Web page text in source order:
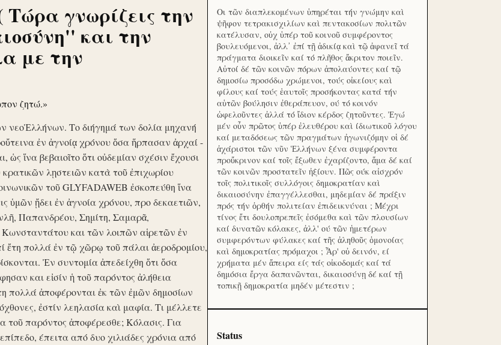
γνωρίζεις την
και την
με την
ζητώ.»
νεοἙλλήνων. Το διήγημά των δολία μηχανή
ἐν ἀγνοίᾳ χρόνου ὅσα ἥρπασαν ἀρχαί -
ὡς ἵνα βεβαιοῖτο ὅτι οὐδεμίαν σχέσιν ἔχουσι
λῃστειῶν κατὰ τοῦ ἐπιχωρίου
τοῦ GLYFADAWEB ἐσκοπεύθη ἵνα
ὑμῶν ᾔδει ἐν ἀγνοία χρόνου, προ δεκαετιῶν,
Παπανδρέου, Σημίτη, Σαμαρᾶ,
και τῶν λοιπῶν αἱρετῶν ἐν
πολλά ἐν τῷ χῶρῳ τοῦ πάλαι ἀεροδρομίου,
Ἐν συντομία ἀπεδείχθη ὅτι ὅσα
και εἰσίν ἡ τοῦ παρόντος ἀλήθεια
πολλά ἀποφέρονται ἐκ τῶν ἐμῶν δημοσίων
ἐστίν λεηλασία καὶ μαφία. Τι μέλλετε
τοῦ παρόντος ἀποφέρεσθε; Κόλασις. Για
έπειτα από δυο χιλιάδες χρόνια από
Οι τῶν διαπλεκομένων ὑπηρέται τήν γνώμην καὶ
ψῆφον τετρακισχιλίων καὶ πεντακοσίων πολιτῶν
κατέλυσαν, οὐχ ὑπέρ τοῦ κοινοῦ συμφέροντος
βουλευόμενοι, ἀλλ᾽ ἐπί τῇ ἀδικίᾳ καὶ τῷ ἀφανεῖ τά
πράγματα διοικεῖν καί τό πλῆθος ἄκριτον ποιεῖν.
Αὐτοί δέ τῶν κοινῶν πόρων ἀπολαύοντες καί τῷ
δημοσίω προσόδω χρώμενοι, τούς οἰκείους καὶ
φίλους καί τούς ἑαυτοῖς προσήκοντας κατά τήν
αὑτῶν βούλησιν ἐθεράπευον, ού τό κοινόν
ὠφελοῦντες ἀλλά τό ἴδιον κέρδος ζητοῦντες. Ἐγώ
μέν οὖν πρῶτος ὑπέρ ἐλευθέρου καὶ ίδιωτικοῦ λόγου
καί μεταδόσεως τῶν πραγμάτων ἠγωνιζόμην οἱ δέ
ἀχάριστοι τῶν νῦν Ἑλλήνων ξένα συμφέροντα
προὔκρινον καί τοῖς ἔξωθεν ἐχαρίζοντο, ἅμα δέ καί
τῶν κοινῶν προστατεῖν ἠξίουν. Πῶς ούκ αἰσχρόν
τοῖς πολιτικοῖς συλλόγοις δημοκρατίαν καὶ
δικαιοσύνην ἐπαγγέλλεσθαι, μηδεμίαν δέ πράξιν
πρός τήν ὀρθήν πολιτείαν ἐπιδεικνύναι ; Μέχρι
τίνος ἔτι δουλοπρεπεῖς ἐσόμεθα καὶ τῶν πλουσίων
καί δυνατῶν κόλακες, ἀλλ' ού τῶν ἡμετέρων
συμφερόντων φύλακες καί τῆς ἀληθοῦς ὁμονοίας
καὶ δημοκρατίας πρόμαχοι ; Ἆρ' οὐ δεινόν, εί
χρήματα μέν ἄπειρα είς τάς οἰκοδομάς καί τά
δημόσια ἔργα δαπανῶνται, δικαιοσύνῃ δέ καί τῇ
τοπικῇ δημοκρατία μηδέν μέτεστιν ;
Status